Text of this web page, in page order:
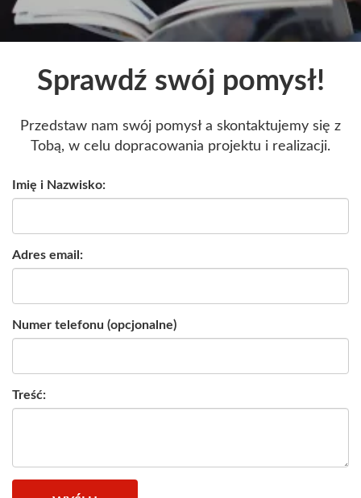
Sprawdź swój pomysł!
Przedstaw nam swój pomysł a skontaktujemy się z
Tobą, w celu dopracowania projektu i realizacji.
Imię i Nazwisko:
Adres email:
Numer telefonu (opcjonalne)
Treść: